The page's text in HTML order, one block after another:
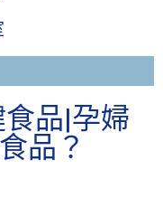
品|孕婦
品？